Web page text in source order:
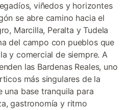
viñedos y horizontes
se abre camino hacia el
Marcilla, Peralta y Tudela
del campo con pueblos que
y comercial de siempre. A
las Bardenas Reales, uno
más singulares de la
una base tranquila para
gastronomía y ritmo